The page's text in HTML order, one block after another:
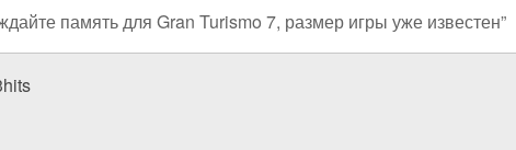
память для Gran Turismo 7, размер игры уже известен”